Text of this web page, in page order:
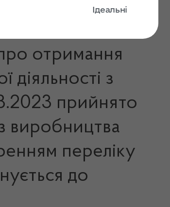
у зв’язку з розширенням переліку
отримання
з
прийнято
виробництва
переліку
до